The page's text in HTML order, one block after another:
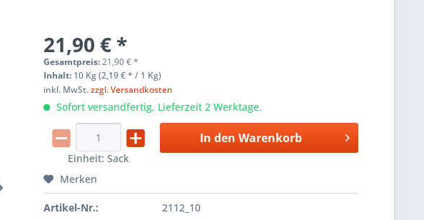
21,90 € *
Gesamtpreis:21,90€*
Inhalt: 10 Kg (2,19 € * / 1 Kg)
inkl. MwSt.zzgl. Versandkosten
Sofort versandfertig, Lieferzeit 2 Werktage.
Einheit:Sack
In den Warenkorb
Merken
Artikel-Nr.: 2112_10